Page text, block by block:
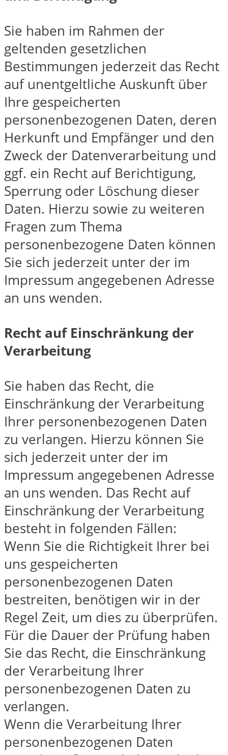
Sie haben im Rahmen der
geltenden gesetzlichen
Bestimmungen jederzeit das Recht
auf unentgeltliche Auskunft über
Ihre gespeicherten
personenbezogenen Daten, deren
Herkunft und Empfänger und den
Zweck der Datenverarbeitung und
ggf. ein Recht auf Berichtigung,
Sperrung oder Löschung dieser
Daten. Hierzu sowie zu weiteren
Fragen zum Thema
personenbezogene Daten können
Sie sich jederzeit unter der im
Impressum angegebenen Adresse
an uns wenden.
Recht auf Einschränkung der
Verarbeitung
Sie haben das Recht, die
Einschränkung der Verarbeitung
Ihrer personenbezogenen Daten
zu verlangen. Hierzu können Sie
sich jederzeit unter der im
Impressum angegebenen Adresse
an uns wenden. Das Recht auf
Einschränkung der Verarbeitung
besteht in folgenden Fällen:
Wenn Sie die Richtigkeit Ihrer bei
uns gespeicherten
personenbezogenen Daten
bestreiten, benötigen wir in der
Regel Zeit, um dies zu überprüfen.
Für die Dauer der Prüfung haben
Sie das Recht, die Einschränkung
der Verarbeitung Ihrer
personenbezogenen Daten zu
verlangen.
Wenn die Verarbeitung Ihrer
personenbezogenen Daten